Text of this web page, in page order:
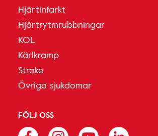
Hjärtinfarkt
Hjärtrytmrubbningar
KOL
Kärlkramp
Stroke
Övriga sjukdomar
FÖLJ OSS